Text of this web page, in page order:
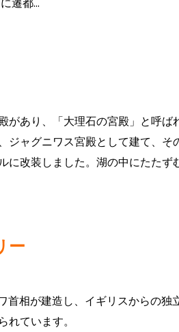
があり、「大理石の宮殿」と呼
ジャグニワス宮殿として建て、
に改装しました。湖の中にたた
ー
首相が建造し、イギリスからの
ています。